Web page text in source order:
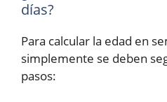
días?
Para calcular la edad en
simplemente se deben
pasos: